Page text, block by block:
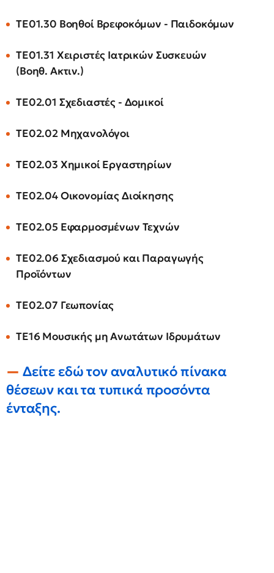
ΤΕ01.30 Βοηθοί Βρεφοκόμων - Παιδοκόμων
ΤΕ01.31 Χειριστές Ιατρικών Συσκευών
(Βοηθ. Ακτιν.)
ΤΕ02.01 Σχεδιαστές - Δομικοί
ΤΕ02.02 Μηχανολόγοι
ΤΕ02.03 Χημικοί Εργαστηρίων
ΤΕ02.04 Οικονομίας Διοίκησης
ΤΕ02.05 Εφαρμοσμένων Τεχνών
ΤΕ02.06 Σχεδιασμού και Παραγωγής
Προϊόντων
ΤΕ02.07 Γεωπονίας
ΤΕ16 Μουσικής μη Ανωτάτων Ιδρυμάτων
Δείτε εδώτον αναλυτικό πίνακα
θέσεων και τα τυπικά προσόντα
ένταξης.